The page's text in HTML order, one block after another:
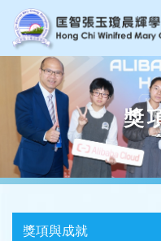
獎
獎項與成就